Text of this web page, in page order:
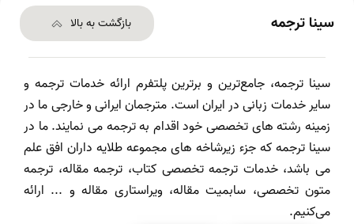
سینا ترجمه بازگشت به بالا
سینا ترجمه، جامع‌ترین و برترین پلتفرم ارائه خدمات ترجمه و
سایر خدمات زبانی در ایران است. مترجمان ایرانی و خارجی ما در
زمینه رشته های تخصصی خود اقدام به ترجمه می نمایند. ما در
سینا ترجمه که جزء زیرشاخه های مجموعه طلایه داران افق علم
می باشد، خدمات ترجمه تخصصی کتاب، ترجمه مقاله، ترجمه
متون تخصصی، سابمیت مقاله، ویراستاری مقاله و ... ارائه
می‌کنیم.